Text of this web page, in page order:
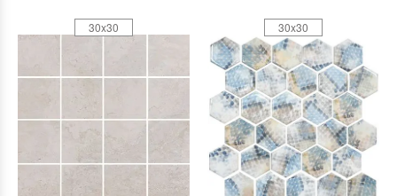
30x30 30x30